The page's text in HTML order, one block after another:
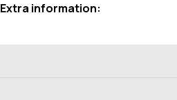
Extra information: